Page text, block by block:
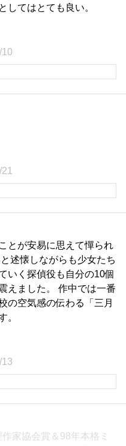
してはとても良い。
とが安易に思えて憚られ
述懐しながらも少女たち
いく探偵役も自分の10個
えました。 作中では一番
の空気感の伝わる「三月
。
作家協会賞＆98年本格ミ